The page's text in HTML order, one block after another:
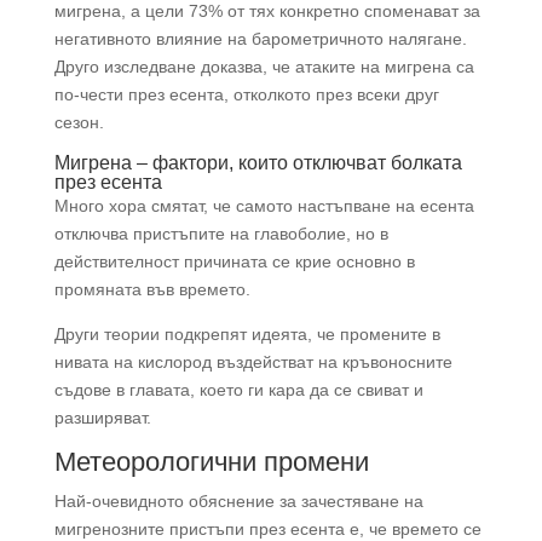
мигрена, а цели 73% от тях конкретно споменават за
негативното влияние на барометричното налягане.
Друго изследване доказва, че атаките на мигрена са
по-чести през есента, отколкото през всеки друг
сезон.
Мигрена– фактори, които отключват болката
през есента
Много хора смятат, че самото настъпване на есента
отключва пристъпите на главоболие, но в
действителност причината се крие основно в
промяната във времето.
Други теории подкрепят идеята, че промените в
нивата на кислород въздействат на кръвоносните
съдове в главата, което ги кара да се свиват и
разширяват.
Метеорологични промени
Най-очевидното обяснение за зачестяване на
мигренозните пристъпи през есента е, че времето се